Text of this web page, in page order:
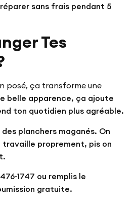
sans frais pendant 5
Tes
posé, ça transforme une
belle apparence, ça ajoute
ton quotidien plus agréable.
planchers maganés. On
travaille proprement, pis on
1747 ou remplis le
gratuite.